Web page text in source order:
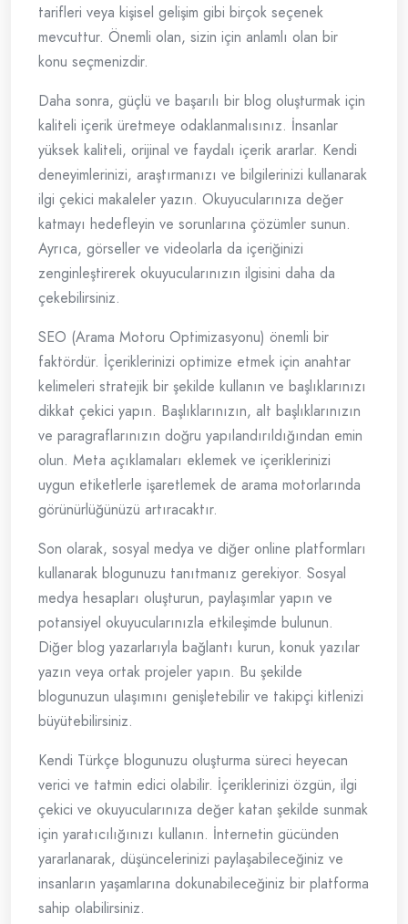
tarifleri veya kişisel gelişim gibi birçok seçenek
mevcuttur. Önemli olan, sizin için anlamlı olan bir
konu seçmenizdir.
Daha sonra, güçlü ve başarılı bir blog oluşturmak için
kaliteli içerik üretmeye odaklanmalısınız. İnsanlar
yüksek kaliteli, orijinal ve faydalı içerik ararlar. Kendi
deneyimlerinizi, araştırmanızı ve bilgilerinizi kullanarak
ilgi çekici makaleler yazın. Okuyucularınıza değer
katmayı hedefleyin ve sorunlarına çözümler sunun.
Ayrıca, görseller ve videolarla da içeriğinizi
zenginleştirerek okuyucularınızın ilgisini daha da
çekebilirsiniz.
SEO (Arama Motoru Optimizasyonu) önemli bir
faktördür. İçeriklerinizi optimize etmek için anahtar
kelimeleri stratejik bir şekilde kullanın ve başlıklarınızı
dikkat çekici yapın. Başlıklarınızın, alt başlıklarınızın
ve paragraflarınızın doğru yapılandırıldığından emin
olun. Meta açıklamaları eklemek ve içeriklerinizi
uygun etiketlerle işaretlemek de arama motorlarında
görünürlüğünüzü artıracaktır.
Son olarak, sosyal medya ve diğer online platformları
kullanarak blogunuzu tanıtmanız gerekiyor. Sosyal
medya hesapları oluşturun, paylaşımlar yapın ve
potansiyel okuyucularınızla etkileşimde bulunun.
Diğer blog yazarlarıyla bağlantı kurun, konuk yazılar
yazın veya ortak projeler yapın. Bu şekilde
blogunuzun ulaşımını genişletebilir ve takipçi kitlenizi
büyütebilirsiniz.
Kendi Türkçe blogunuzu oluşturma süreci heyecan
verici ve tatmin edici olabilir. İçeriklerinizi özgün, ilgi
çekici ve okuyucularınıza değer katan şekilde sunmak
için yaratıcılığınızı kullanın. İnternetin gücünden
yararlanarak, düşüncelerinizi paylaşabileceğiniz ve
insanların yaşamlarına dokunabileceğiniz bir platforma
sahip olabilirsiniz.